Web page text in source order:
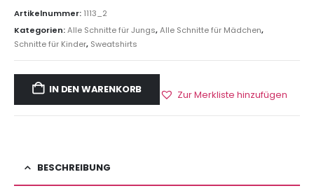
Artikelnummer: 1113_2
Kategorien:Alle Schnitte für Jungs,Alle Schnitte für Mädchen,
Schnitte für Kinder, Sweatshirts
IN DEN WARENKORB Zur Merkliste hinzufügen
BESCHREIBUNG